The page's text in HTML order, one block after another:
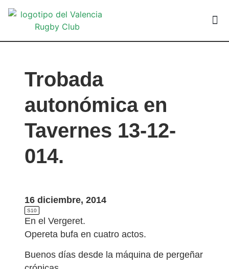
Trobada
autonómica en
Tavernes 13-12-
014.
16 diciembre, 2014
S10
En el Vergeret.
Opereta bufa en cuatro actos.
Buenos días desde la máquina de pergeñar